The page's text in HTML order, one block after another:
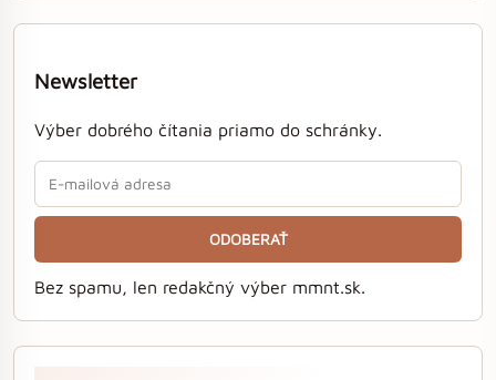
Newsletter
Výber dobrého čítania priamo do schránky.
ODOBERAŤ
Bez spamu, len redakčný výber mmnt.sk.